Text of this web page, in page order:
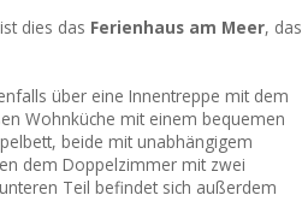
dies das Ferienhaus am Meer, das
über eine Innentreppe mit dem
Wohnküche mit einem bequemen
beide mit unabhängigem
dem Doppelzimmer mit zwei
Teil befindet sich außerdem